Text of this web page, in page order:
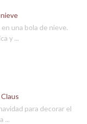
una bola de nieve.
y ...
para decorar el
...